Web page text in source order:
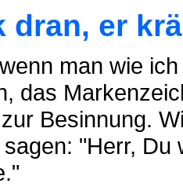
dran, er
man wie
das
Besinnung.
"Herr,